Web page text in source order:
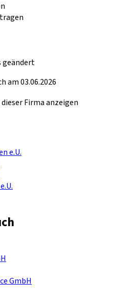
geändert
am 03.06.2026
Firma anzeigen
e.U.
GmbH